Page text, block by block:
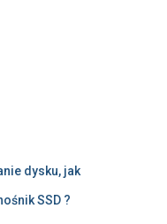
dysku, jak
SSD ?